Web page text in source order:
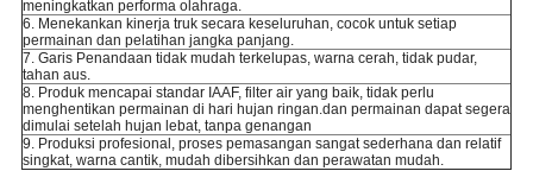
meningkatkan performa olahraga.
6. Menekankan kinerja truk secara keseluruhan, cocok untuk setiap
permainan dan pelatihan jangka panjang.
7. Garis Penandaan tidak mudah terkelupas, warna cerah, tidak pudar,
tahan aus.
8. Produk mencapai standar IAAF, filter air yang baik, tidak perlu
menghentikan permainan di hari hujan ringan.dan permainan dapat segera
dimulai setelah hujan lebat, tanpa genangan
9. Produksi profesional, proses pemasangan sangat sederhana dan relatif
singkat, warna cantik, mudah dibersihkan dan perawatan mudah.